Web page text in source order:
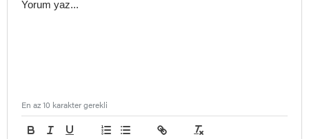
En az 10 karakter gerekli